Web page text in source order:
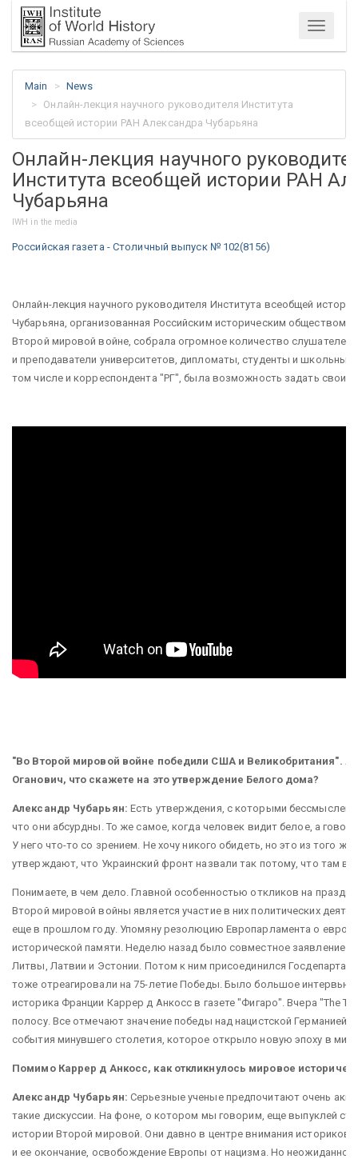
Menu
Main
News
Онлайн-лекция научного руководителя Института
всеобщей истории РАН Александра Чубарьяна
Онлайн-лекция научного
Института всеобщей истории РАН
Чубарьяна
IWH in the media
Российская газета - Столичный выпуск № 102(8156)
Онлайн-лекция научного руководителя Института всеобщей
Чубарьяна, организованная Российским историческим обществом
Второй мировой войне, собрала огромное количество слушателей.
и преподаватели университетов, дипломаты, студенты и школьные
том числе и корреспондента "РГ", была возможность задать свои
"Во Второй мировой войне победили США и Великобритания".
Оганович, что скажете на это утверждение Белого дома?
Александр Чубарьян: Есть утверждения, с которыми
что они абсурдны. То же самое, когда человек видит белое, а
У него что-то со зрением. Не хочу никого обидеть, но это из того же
утверждают, что Украинский фронт назвали так потому, что там
Понимаете, в чем дело. Главной особенностью откликов на
Второй мировой войны является участие в них политических
еще в прошлом году. Упомяну резолюцию Европарламента о
исторической памяти. Неделю назад было совместное заявление
Литвы, Латвии и Эстонии. Потом к ним присоединился
тоже отреагировали на 75-летие Победы. Было большое интервью
историка Франции Каррер д Анкосc в газете "Фигаро". Вчера "The
полосу. Все отмечают значение победы над нацистской Германией
события минувшего столетия, которое открыло новую эпоху в
Помимо Каррер д Анкосc, как откликнулось мировое
Александр Чубарьян: Серьезные ученые предпочитают очень
такие дискуссии. На фоне, о котором мы говорим, еще выпуклей
истории Второй мировой. Они давно в центре внимания историков:
и ее окончание, освобождение Европы от нацизма. Но неожиданно